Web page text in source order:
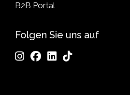
B2B Portal
Folgen Sie uns auf